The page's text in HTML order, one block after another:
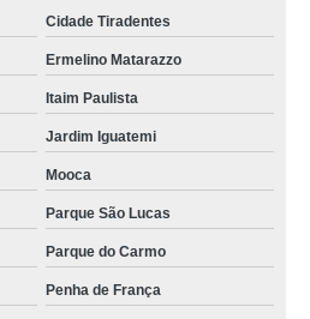
Cidade Tiradentes
Ermelino Matarazzo
Itaim Paulista
Jardim Iguatemi
Mooca
Parque São Lucas
Parque do Carmo
Penha de França